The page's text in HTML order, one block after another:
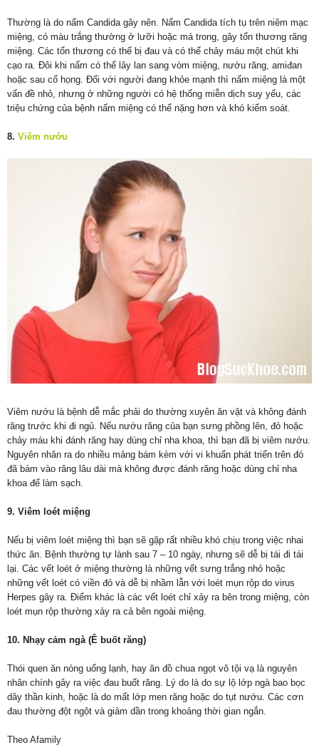
Thường là do nấm Candida gây nên. Nấm Candida tích tụ trên niêm mạc
miệng, có màu trắng thường ở lưỡi hoặc má trong, gây tổn thương răng
miệng. Các tổn thương có thể bị đau và có thể chảy máu một chút khi
cạo ra. Đôi khi nấm có thể lây lan sang vòm miệng, nướu răng, amiđan
hoặc sau cổ họng. Đối với người đang khỏe mạnh thì nấm miệng là một
vấn đề nhỏ, nhưng ở những người có hệ thống miễn dịch suy yếu, các
triệu chứng của bệnh nấm miệng có thể nặng hơn và khó kiểm soát.
8. Viêm nướu
Viêm nướu là bệnh dễ mắc phải do thường xuyên ăn vặt và không đánh
răng trước khi đi ngủ. Nếu nướu răng của bạn sưng phồng lên, đỏ hoặc
chảy máu khi đánh răng hay dùng chỉ nha khoa, thì bạn đã bị viêm nướu.
Nguyên nhân ra do nhiều mảng bám kèm với vi khuẩn phát triển trên đó
đã bám vào răng lâu dài mà không được đánh răng hoặc dùng chỉ nha
khoađể làm sạch.
9. Viêm loét miệng
Nếu bị viêm loét miệng thì bạn sẽ gặp rất nhiều khó chịu trong việc nhai
thức ăn. Bệnh thường tự lành sau 7 – 10 ngày, nhưng sẽ dễ bị tái đi tái
lại. Các vết loét ở miệng thường là những vết sưng trắng nhỏ hoặc
những vết loét có viền đỏ và dễ bị nhầm lẫn với loét mụn rộp do virus
Herpes gây ra. Điểm khác là các vết loét chỉ xảy ra bên trong miệng, còn
loét mụn rộp thường xảy ra cả bên ngoài miệng.
10. Nhạy cảm ngà (Ê buốt răng)
Thói quen ăn nóng uống lạnh, hay ăn đồ chua ngọt vô tội vạ là nguyên
nhân chính gây ra việc đau buốt răng. Lý do là do sự lộ lớp ngà bao bọc
dây thần kinh, hoặc là do mất lớp men răng hoặc do tụt nướu. Các cơn
đau thường đột ngột và giảm dần trong khoảng thời gian ngắn.
Theo Afamily